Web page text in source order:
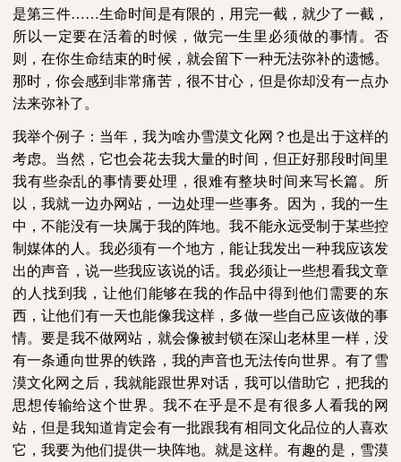
是第三件……生命时间是有限的，用完一截，就少了一截，
所以一定要在活着的时候，做完一生里必须做的事情。否
则，在你生命结束的时候，就会留下一种无法弥补的遗憾。
那时，你会感到非常痛苦，很不甘心，但是你却没有一点办
法来弥补了。
我举个例子：当年，我为啥办雪漠文化网？也是出于这样的
考虑。当然，它也会花去我大量的时间，但正好那段时间里
我有些杂乱的事情要处理，很难有整块时间来写长篇。所
以，我就一边办网站，一边处理一些事务。因为，我的一生
中，不能没有一块属于我的阵地。我不能永远受制于某些控
制媒体的人。我必须有一个地方，能让我发出一种我应该发
出的声音，说一些我应该说的话。我必须让一些想看我文章
的人找到我，让他们能够在我的作品中得到他们需要的东
西，让他们有一天也能像我这样，多做一些自己应该做的事
情。要是我不做网站，就会像被封锁在深山老林里一样，没
有一条通向世界的铁路，我的声音也无法传向世界。有了雪
漠文化网之后，我就能跟世界对话，我可以借助它，把我的
思想传输给这个世界。我不在乎是不是有很多人看我的网
站，但是我知道肯定会有一批跟我有相同文化品位的人喜欢
它，我要为他们提供一块阵地。就是这样。有趣的是，雪漠